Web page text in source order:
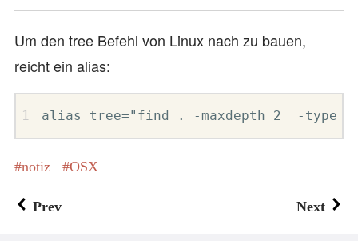
Um den tree Befehl von Linux nach zu bauen,
reicht ein alias:
alias tree="find . -maxdepth 2  -
notiz OSX
Prev Next